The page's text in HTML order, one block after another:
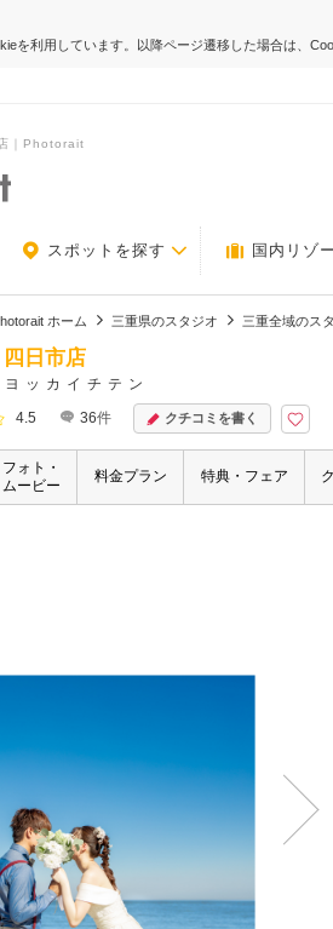
を利用しています。以降ページ遷移した場合は、
｜Photorait
スポットを探す 国内リゾ
ホーム 三重県のスタジオ 三重全域のス
日市店
ッカイチテン
4.5
36件 クチコミを書く
フォト・
ムービー
料金プラン 特典・フェア